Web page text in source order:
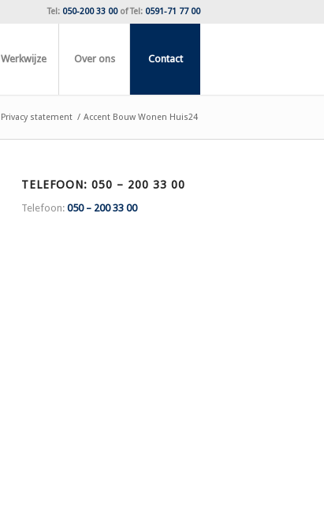
Tel: 050-200 33 00ofTel: 0591-71 77 00
Werkwijze Over ons Contact
Privacy statement / Accent Bouw Wonen Huis24
TELEFOON: 050 – 200 33 00
Telefoon:050 – 200 33 00